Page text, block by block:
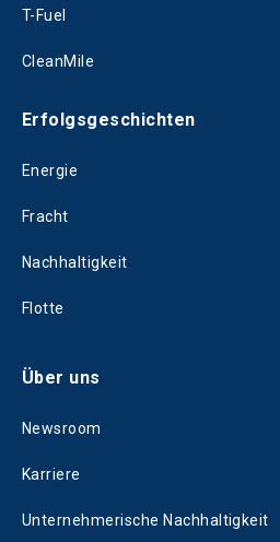
T-Fuel
CleanMile
Erfolgsgeschichten
Energie
Fracht
Nachhaltigkeit
Flotte
Über uns
Newsroom
Karriere
Unternehmerische Nachhaltigkeit